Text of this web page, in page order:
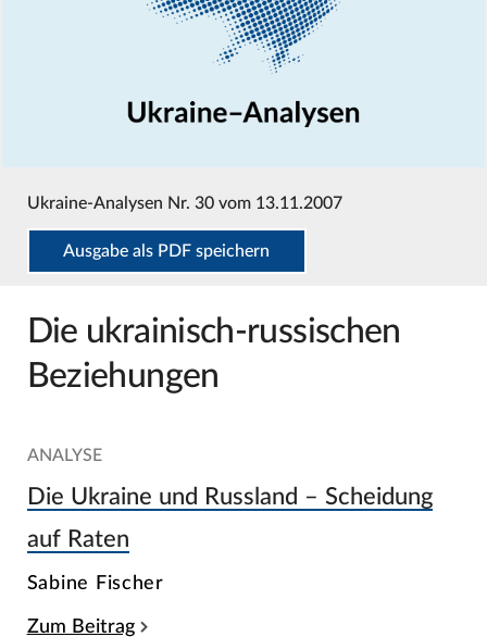
Ukraine-Analysen Nr. 30 vom 13.11.2007
Ausgabe als PDF speichern
Die ukrainisch-russischen
Beziehungen
ANALYSE
Die Ukraine und Russland – Scheidung
auf Raten
Sabine Fischer
Zum Beitrag